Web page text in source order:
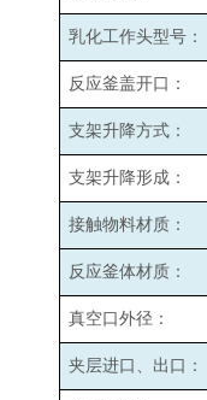
乳化工作头型号：
反应釜盖开口：
支架升降方式：
支架升降形成：
接触物料材质：
反应釜体材质：
真空口外径：
夹层进口、出口：